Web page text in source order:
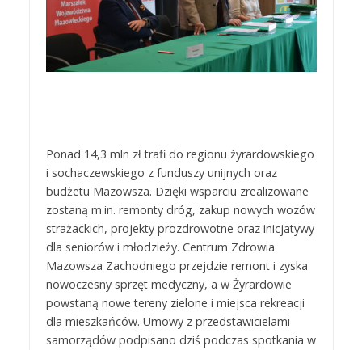
Ponad 14,3 mln zł trafi do regionu żyrardowskiego
i sochaczewskiego z funduszy unijnych oraz
budżetu Mazowsza. Dzięki wsparciu zrealizowane
zostaną m.in. remonty dróg, zakup nowych wozów
strażackich, projekty prozdrowotne oraz inicjatywy
dla seniorów i młodzieży. Centrum Zdrowia
Mazowsza Zachodniego przejdzie remont i zyska
nowoczesny sprzęt medyczny, a w Żyrardowie
powstaną nowe tereny zielone i miejsca rekreacji
dla mieszkańców. Umowy z przedstawicielami
samorządów podpisano dziś podczas spotkania w